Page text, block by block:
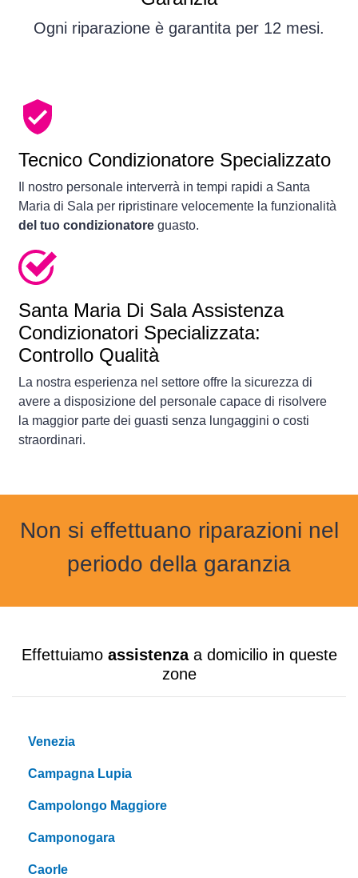
Ogni riparazione è garantita per 12 mesi.
Tecnico Condizionatore Specializzato
Il nostro personale interverrà in tempi rapidi a Santa
Maria di Sala per ripristinare velocemente la funzionalità
del tuo condizionatore guasto.
Santa Maria Di Sala Assistenza
Condizionatori Specializzata:
Controllo Qualità
La nostra esperienza nel settore offre la sicurezza di
avere a disposizione del personale capace di risolvere
la maggior parte dei guasti senza lungaggini o costi
straordinari.
Non si effettuano riparazioni nel
periodo della garanzia
Effettuiamo assistenza a domicilio in queste
zone
Venezia
Campagna Lupia
Campolongo Maggiore
Camponogara
Caorle